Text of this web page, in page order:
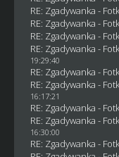
RE: Zgadywanka -
RE: Zgadywanka -
RE: Zgadywanka -
RE: Zgadywanka -
19:29:40
RE: Zgadywanka -
RE: Zgadywanka -
16:17:21
RE: Zgadywanka -
RE: Zgadywanka -
16:30:00
RE: Zgadywanka -